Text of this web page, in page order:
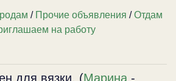
/ Прочие объявления /Отдам
на работу
для вязки. (Марина -